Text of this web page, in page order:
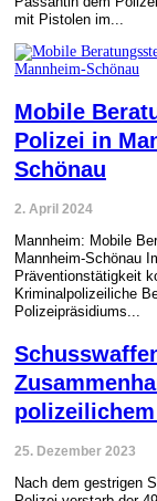
mit Pistolen im...
Mobile
Polizei in
Schönau
2. April 2024
Mannheim: Mobile
Mannheim-Schönau
Präventionstätigkeit
Kriminalpolizeiliche
Polizeipräsidiums...
25. Dezember 2023
Nach dem gestrigen